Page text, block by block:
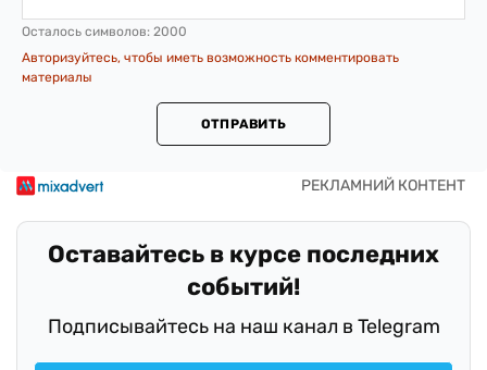
Осталось символов: 2000
Авторизуйтесь, чтобы иметь возможность комментировать
материалы
ОТПРАВИТЬ
Оставайтесь в курсе последних
событий!
Подписывайтесь на наш канал в Telegram